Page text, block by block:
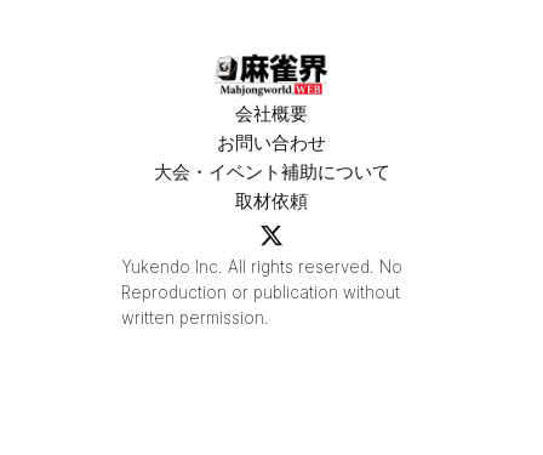
会社概要
お問い合わせ
大会・イベント補助について
取材依頼
Yukendo Inc. All rights reserved. No
Reproduction or publication without
written permission.